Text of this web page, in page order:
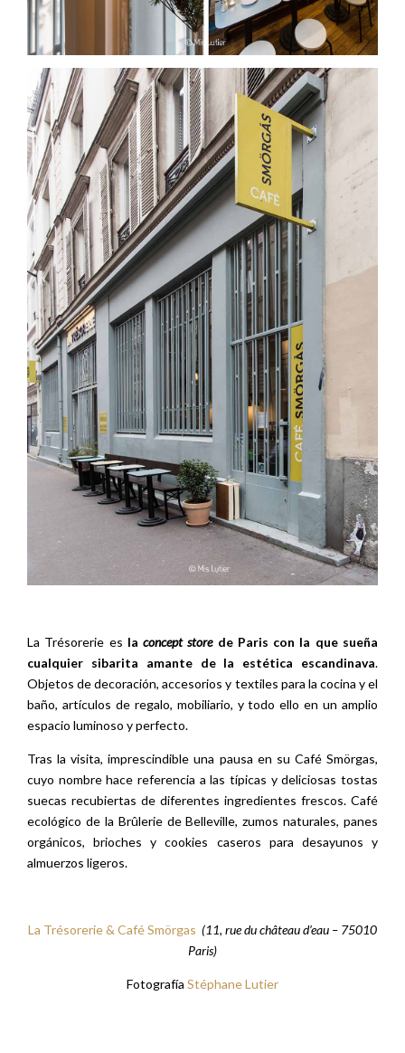
La Trésorerie es laconcept storede Paris con la que sueña
cualquier sibarita amante de la estética escandinava.
Objetos de decoración, accesorios y textiles para la cocina y el
baño, artículos de regalo, mobiliario, y todo ello en un amplio
espacio luminoso y perfecto.
Tras la visita, imprescindible una pausa en su Café Smörgas,
cuyo nombre hace referencia a las típicas y deliciosas tostas
suecas recubiertas de diferentes ingredientes frescos. Café
ecológico de la Brûlerie de Belleville, zumos naturales, panes
orgánicos, brioches y cookies caseros para desayunos y
almuerzos ligeros.
La Trésorerie & Café Smörgas (11, rue du château d’eau – 75010
Paris)
Fotografía Stéphane Lutier